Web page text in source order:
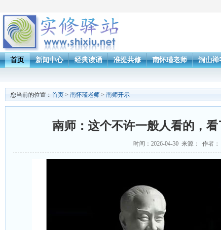
首页 新闻中心 经典读诵 准提共修 南怀瑾老师 洞山禅
您当前的位置： 首页 > 南怀瑾老师 > 南师开示
南师：这个不许一般人看的，
时间：2026-04-30 来源： 作者：